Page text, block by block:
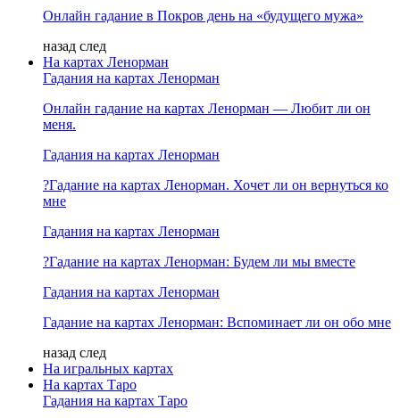
Онлайн гадание в Покров день на «будущего мужа»
назад след
На картах Ленорман
Гадания на картах Ленорман
Онлайн гадание на картах Ленорман — Любит ли он
меня.
Гадания на картах Ленорман
?Гадание на картах Ленорман. Хочет ли он вернуться ко
мне
Гадания на картах Ленорман
?Гадание на картах Ленорман: Будем ли мы вместе
Гадания на картах Ленорман
Гадание на картах Ленорман: Вспоминает ли он обо мне
назад след
На игральных картах
На картах Таро
Гадания на картах Таро